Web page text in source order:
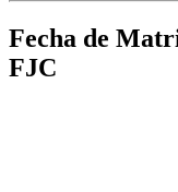
Fecha de
FJC